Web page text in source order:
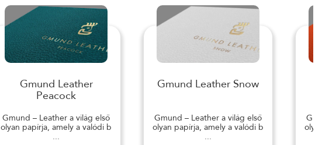
Gmund Leather
Peacock
Gmund – Leather a világ első
olyan papírja, amely a valódi b
...
Gmund Leather Snow
Gmund – Leather a világ első
olyan papírja, amely a valódi b
...